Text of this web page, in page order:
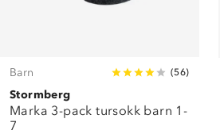
Barn (56)
Stormberg
Marka 3-pack tursokk barn 1-
7